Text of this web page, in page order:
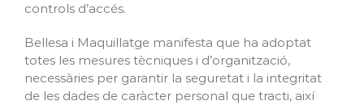
controls d’accés.
Bellesa i Maquillatge manifesta que ha adoptat
totes les mesures tècniques i d’organització,
necessàries per garantir la seguretat i la integritat
de les dades de caràcter personal que tracti, així